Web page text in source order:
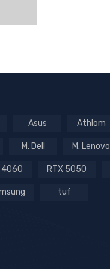
Asus Athlom
M. Dell M. Lenovo
4060 RTX 5050
tuf